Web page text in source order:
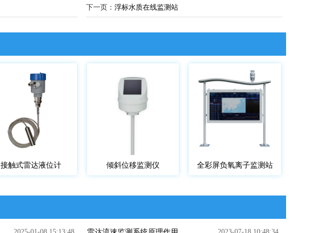
下一页： 浮标水质在线监测站
接触式雷达液位计 倾斜位移监测仪 全彩屏负氧离子监测站